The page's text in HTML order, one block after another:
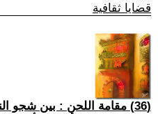
قضايا ثقافية
(36) مقامة اللحن : بين شجو